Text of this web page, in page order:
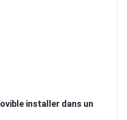
installer dans un